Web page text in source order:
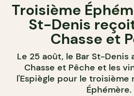
Troisième
St-Denis
Chasse et
Le 25 août, le Bar St-Denis
Chasse et Pêche et les
l'Espiègle pour le troisième
Éphémère.